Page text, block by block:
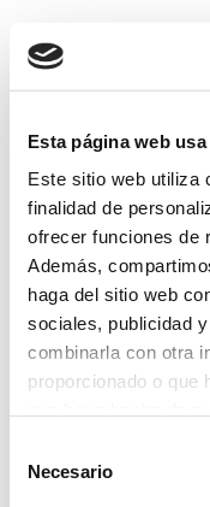
Esta página web
Este sitio web utiliza
finalidad de
ofrecer funciones de
Además,
haga del sitio web
sociales, publicidad
combinarla con otra
proporcionado o que
Más información
Necesario